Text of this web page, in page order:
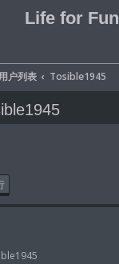
Life for Fun
用户列表 Tosible1945